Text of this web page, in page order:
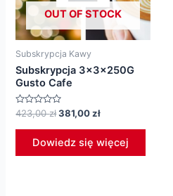
OUT OF STOCK
Subskrypcja Kawy
Subskrypcja 3x3x250G
Gusto Cafe
Oceniono
0
na
423,00złPierwotna
wynosiła:
423,00 zł.
381,00złAktualna
wynosi:
381,00 zł.
Dowiedz się więcej